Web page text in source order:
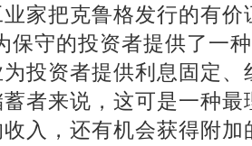
家把克鲁格发行的有价
保守的投资者提供了一
投资者提供利息固定
者来说，这可是一种
入，还有机会获得附